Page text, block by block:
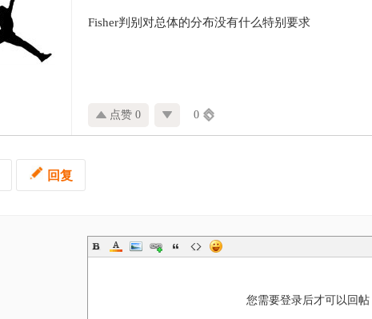
Fisher判别对总体的分布没有什么特别要求
点赞 0 0
回复
您需要登录后才可以回帖